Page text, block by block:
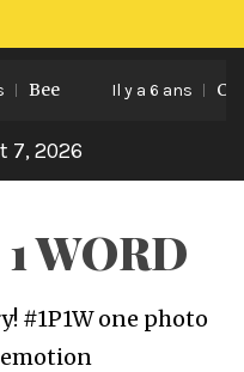
Bee Il y a 6 ans Cat
7, 2026
WORD
#1P1W one photo